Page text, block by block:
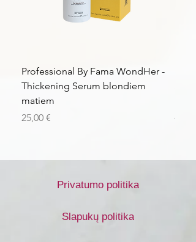
Professional By Fama WondHer -
Thickening Serum blondiem
matiem
Kaina
25,00 €
Kaina
43,56
Privatumo politika
Slapukų politika